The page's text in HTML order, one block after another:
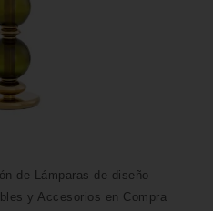
de Lámparas de diseño
y Accesorios en Compra